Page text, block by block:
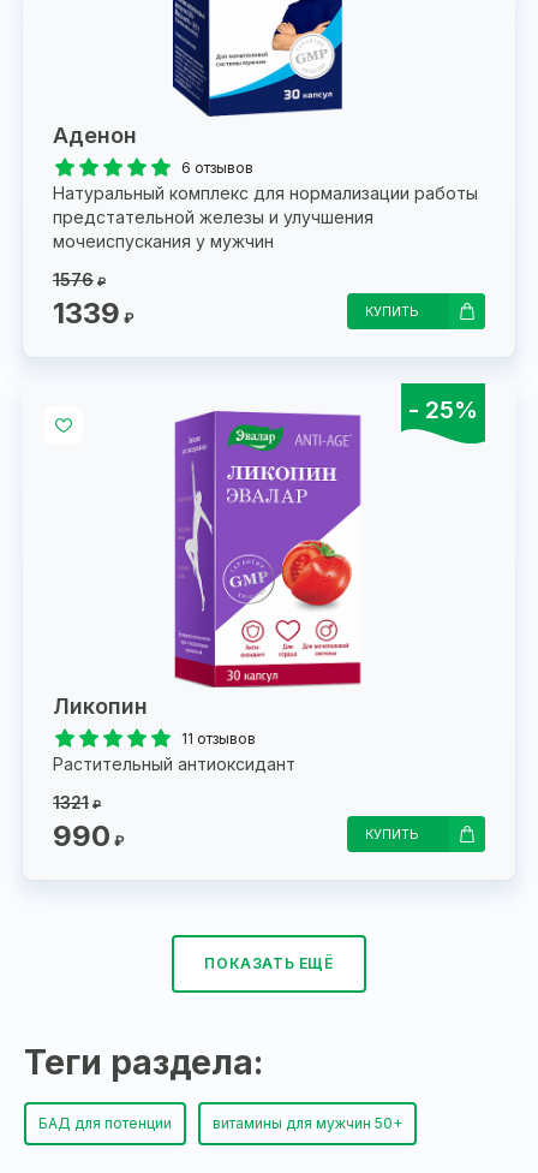
Аденон
6 отзывов
Натуральный комплекс для нормализации работы
предстательной железы и улучшения
мочеиспускания у мужчин
1576 ₽
1339 ₽ КУПИТЬ
- 25%
Ликопин
11 отзывов
Растительный антиоксидант
1321 ₽
990 ₽ КУПИТЬ
ПОКАЗАТЬ ЕЩЁ
Теги раздела:
БАД для потенции витамины для мужчин 50+